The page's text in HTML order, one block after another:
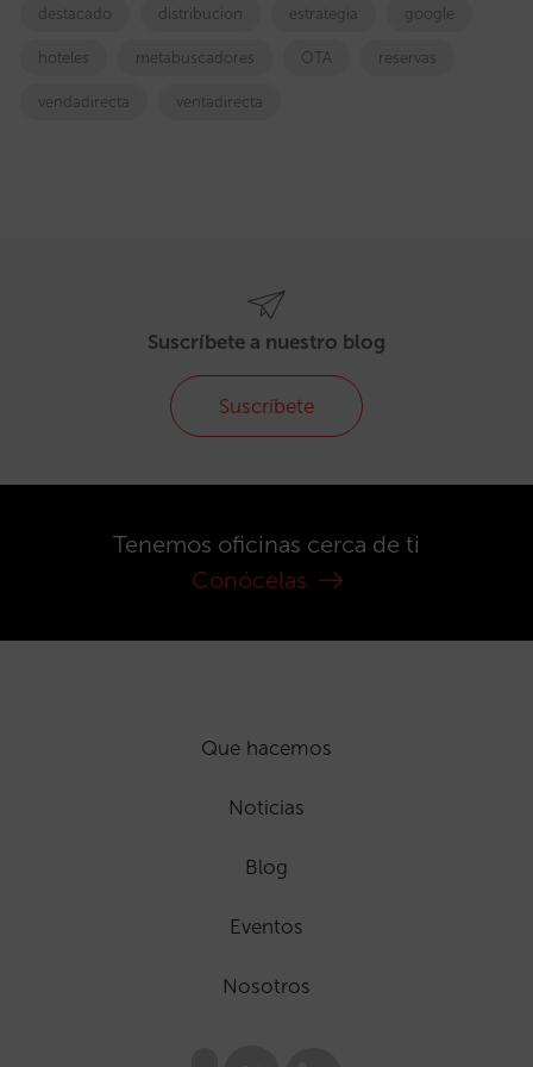
destacado distribucion estrategia google
hoteles metabuscadores OTA reservas
vendadirecta ventadirecta
Suscríbete a nuestro blog
Suscríbete
Tenemos oficinas cerca de ti
Conócelas
Que hacemos
Noticias
Blog
Eventos
Nosotros